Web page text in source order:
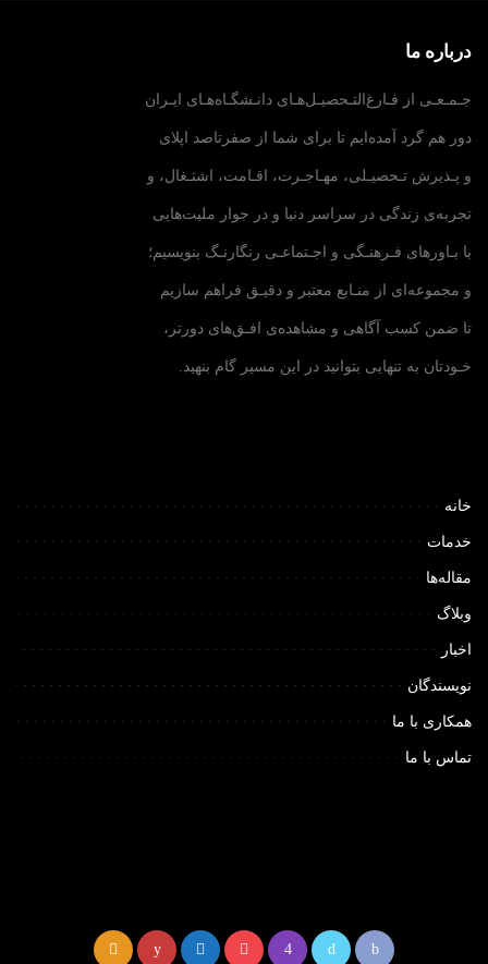
درباره ما
جـمـعـی از فـارغ‌التـحصیـل‌هـای دانـشگـاه‌هـای ایـران
دور هم گرد آمده‌ایم تا برای شما از صفرتاصد اپلای
و پـذیرش تـحصیـلی، مهـاجـرت، اقـامت، اشتـغال، و
تجربه‌ی زندگی در سراسر دنیا و در جوار ملیت‌هایی
با بـاورهای فـرهنـگی و اجـتماعـی رنگارنـگ بنویسیم؛
و مجموعه‌ای از منـابع معتبر و دقیـق فراهم سازیم
تا ضمن کسب آگاهی و مشاهده‌ی افـق‌های دورتر،
خـودتان به تنهایی بتوانید در این مسیر گام بنهید.
خانه
خدمات
مقاله‌ها
وبلاگ
اخبار
نویسندگان
همکاری با ما
تماس با ما